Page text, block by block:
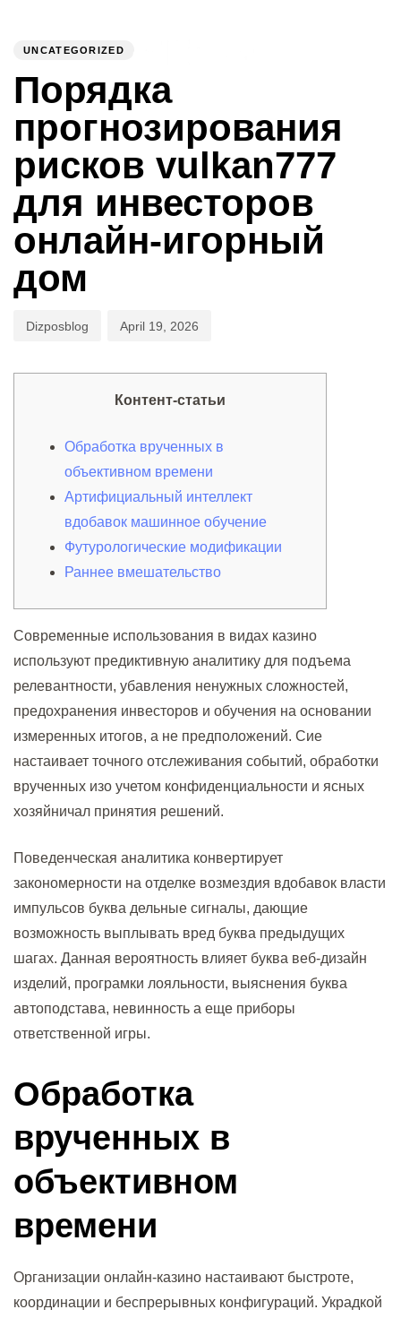
UNCATEGORIZED
Порядка
прогнозирования
рисков vulkan777
для инвесторов
онлайн-игорный
дом
Dizposblog April 19, 2026
Контент-статьи
Обработка врученных в
объективном времени
Артифициальный интеллект
вдобавок машинное обучение
Футурологические модификации
Раннее вмешательство
Современные использования в видах казино
используют предиктивную аналитику для подъема
релевантности, убавления ненужных сложностей,
предохранения инвесторов и обучения на основании
измеренных итогов, а не предположений. Сие
настаивает точного отслеживания событий, обработки
врученных изо учетом конфиденциальности и ясных
хозяйничал принятия решений.
Поведенческая аналитика конвертирует
закономерности на отделке возмездия вдобавок власти
импульсов буква дельные сигналы, дающие
возможность выплывать вред буква предыдущих
шагах. Данная вероятность влияет буква веб-дизайн
изделий, програмки лояльности, выяснения буква
автоподстава, невинность а еще приборы
ответственной игры.
Обработка
врученных в
объективном
времени
Организации онлайн-казино настаивают быстроте,
координации и беспрерывных конфигураций. Украдкой